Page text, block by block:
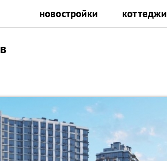
новостройки коттеджи